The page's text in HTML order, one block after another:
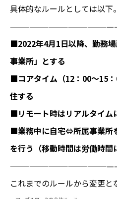
具体的なルールとしては以下。
■2022年4月1日以降、勤務
事業所」とする
■コアタイム（12：00～15
住する
■リモート時はリアルタイム
■業務中に自宅⇔所属事業所
を行う（移動時間は労働時間
これまでのルールから変更と